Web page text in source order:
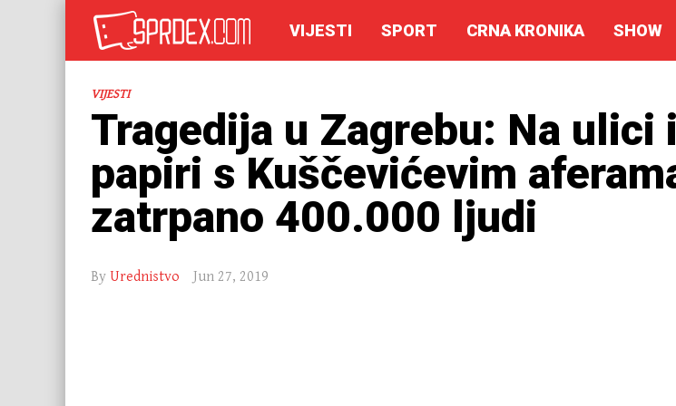
VIJESTI SPORT CRNA KRONIKA SHOW
VIJESTI
Tragedija u Zagrebu: Na ulici
papiri s Kuščevićevim
zatrpano 400.000 ljudi
By Urednistvo Jun 27, 2019